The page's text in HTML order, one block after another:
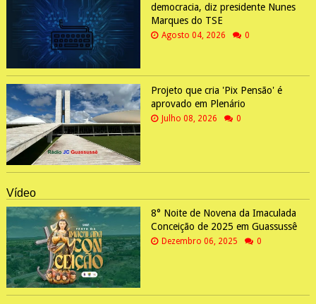
democracia, diz presidente Nunes
Marques do TSE
Agosto 04, 2026 0
Projeto que cria 'Pix Pensão' é
aprovado em Plenário
Julho 08, 2026 0
Vídeo
8° Noite de Novena da Imaculada
Conceição de 2025 em Guassussê
Dezembro 06, 2025 0